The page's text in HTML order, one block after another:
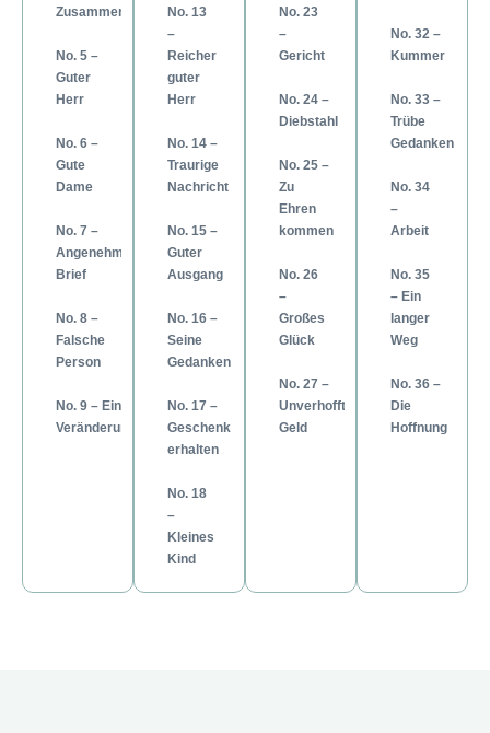
Zusammenkunft
No. 5 –
Guter
Herr
No. 6 –
Gute
Dame
No. 7 –
Angenehmer
Brief
No. 8 –
Falsche
Person
No. 9 – Eine
Veränderung
No. 13
–
Reicher
guter
Herr
No. 14 –
Traurige
Nachricht
No. 15 –
Guter
Ausgang
No. 16 –
Seine
Gedanken
No. 17 –
Geschenk
erhalten
No. 18
–
Kleines
Kind
No. 23
–
Gericht
No. 24 –
Diebstahl
No. 25 –
Zu
Ehren
kommen
No. 26
–
Großes
Glück
No. 27 –
Unverhofftes
Geld
No. 32 –
Kummer
No. 33 –
Trübe
Gedanken
No. 34
–
Arbeit
No. 35
– Ein
langer
Weg
No. 36 –
Die
Hoffnung